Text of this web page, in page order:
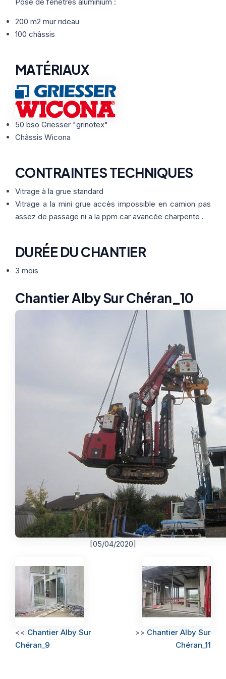
Nos Formules ACTUALITÉS
ETRE RAPPELÉ
200 m2 mur rideau
100 châssis
MATÉRIAUX
50 bso Griesser "grinotex"
Châssis Wicona
CONTRAINTES TECHNIQUES
Vitrage à la grue standard
Vitrage a la mini grue accès impossible en camion pas
assez de passage ni a la ppm car avancée charpente .
DURÉE DU CHANTIER
3 mois
Chantier Alby Sur Chéran_10
[05/04/2020]
<< Chantier Alby Sur
Chéran_9
>> Chantier Alby Sur
Chéran_11